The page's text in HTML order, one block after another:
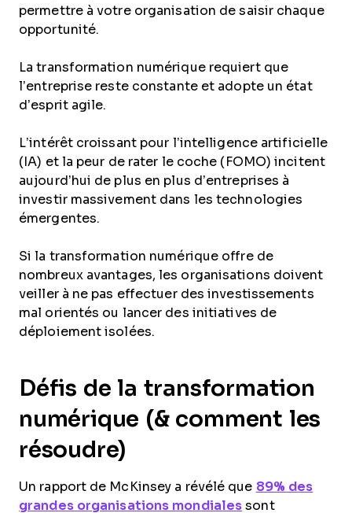
permettre à votre organisation de saisir chaque
opportunité.
La transformation numérique requiert que
l’entreprise reste constante et adopte un état
d’esprit agile.
L’intérêt croissant pour l’intelligence artificielle
(IA) et la peur de rater le coche (FOMO) incitent
aujourd’hui de plus en plus d’entreprises à
investir massivement dans les technologies
émergentes.
Si la transformation numérique offre de
nombreux avantages, les organisations doivent
veiller à ne pas effectuer des investissements
mal orientés ou lancer des initiatives de
déploiement isolées.
Défis de la transformation
numérique (& comment les
résoudre)
Un rapport de McKinsey a révélé que 89% des
grandes organisations mondiales sont